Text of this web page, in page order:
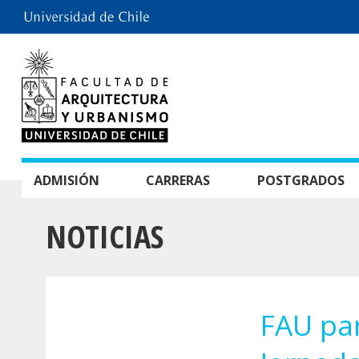
ADMISIÓN CARRERAS POSTGRADOS
NOTICIAS
FAU